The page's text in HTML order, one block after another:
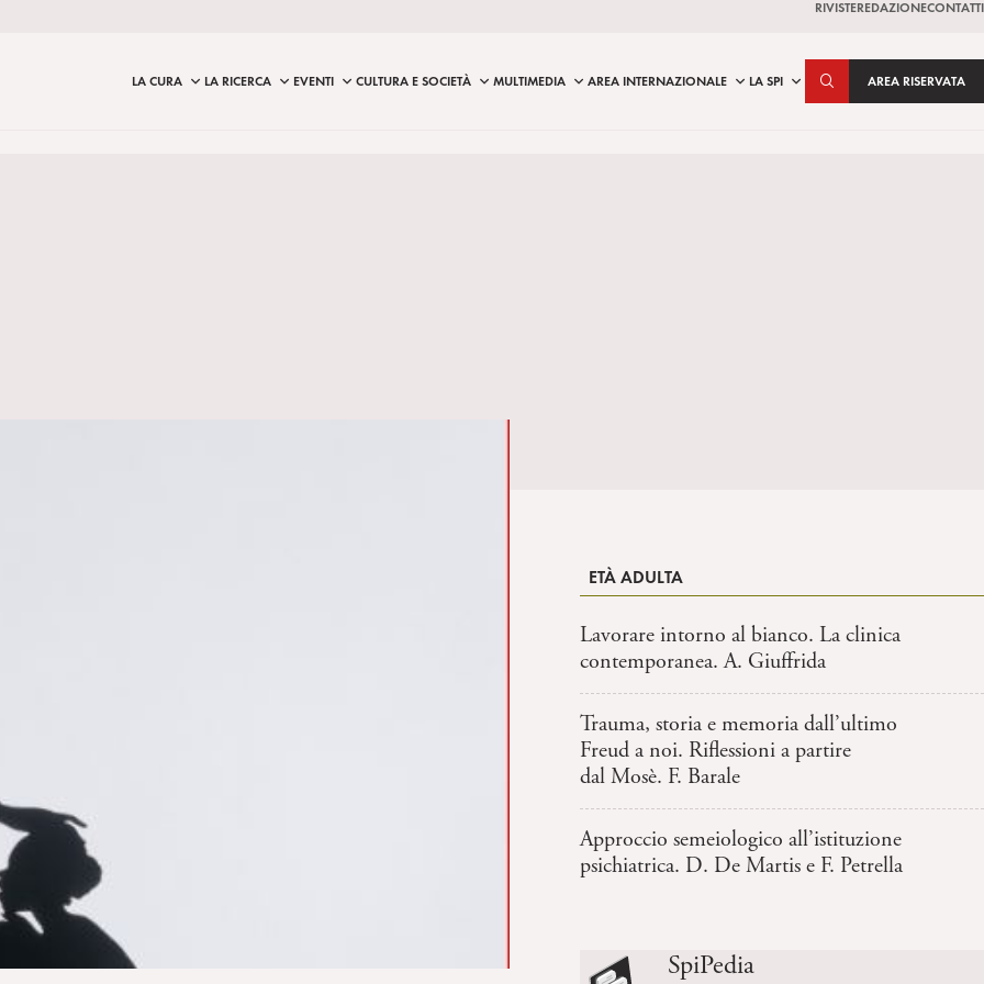
RIVISTEREDAZIONECONTATTI
LA CURA LA RICERCA EVENTI CULTURA E SOCIETÀ MULTIMEDIA AREA INTERNAZIONALE LA SPI AREA RISERVATA
ETÀ ADULTA
Lavorare intorno al bianco. La clinica
contemporanea. A. Giuffrida
Trauma, storia e memoria dall’ultimo
Freud a noi. Riflessioni a partire
dal Mosè. F. Barale
Approccio semeiologico all’istituzione
psichiatrica. D. De Martis e F. Petrella
SpiPedia